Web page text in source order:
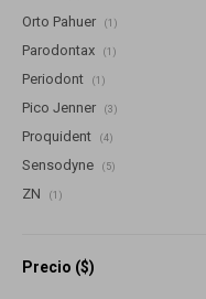
Orto Pahuer (1)
Parodontax (1)
Periodont (1)
Pico Jenner (3)
Proquident (4)
Sensodyne (5)
ZN (1)
Precio ($)